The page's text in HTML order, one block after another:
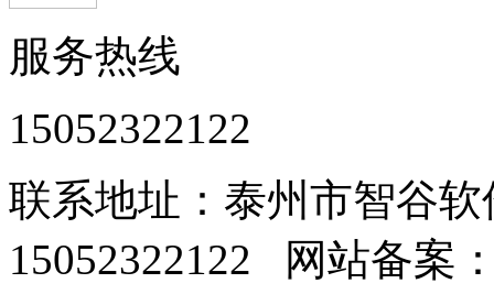
服务热线
15052322122
联系地址：泰州市智谷
15052322122 网站备案